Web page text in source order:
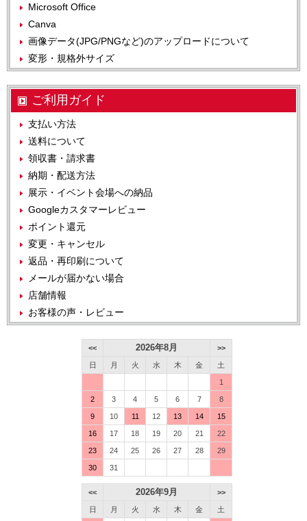
Microsoft Office
Canva
画像データ(JPG/PNGなど)のアップロードについて
変形・規格外サイズ
ご利用ガイド
支払い方法
送料について
領収書・請求書
納期・配送方法
展示・イベント会場への納品
Googleカスタマーレビュー
ポイント還元
変更・キャンセル
返品・再印刷について
メールが届かない場合
店舗情報
お客様の声・レビュー
<< 2026年8月 >>
日 月 火 水 木 金 土
1
2 3 4 5 6 7 8
9 10 11 12 13 14 15
16 17 18 19 20 21 22
23 24 25 26 27 28 29
30 31
<< 2026年9月 >>
日 月 火 水 木 金 土